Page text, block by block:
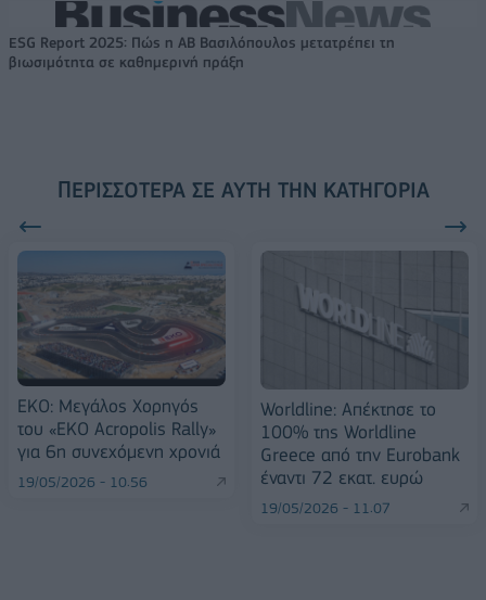
ESG Report 2025: Πώς η ΑΒ Βασιλόπουλος μετατρέπει τη
βιωσιμότητα σε καθημερινή πράξη
ΠΕΡΙΣΣΌΤΕΡΑ ΣΕ ΑΥΤΉ ΤΗΝ ΚΑΤΗΓΟΡΊΑ
ΕΚΟ: Μεγάλος Χορηγός
του «EKO Acropolis Rally»
για 6η συνεχόμενη χρονιά
19/05/2026 - 10:56
Worldline: Απέκτησε το
100% της Worldline
Greece από την Eurobank
έναντι 72 εκατ. ευρώ
19/05/2026 - 11:07